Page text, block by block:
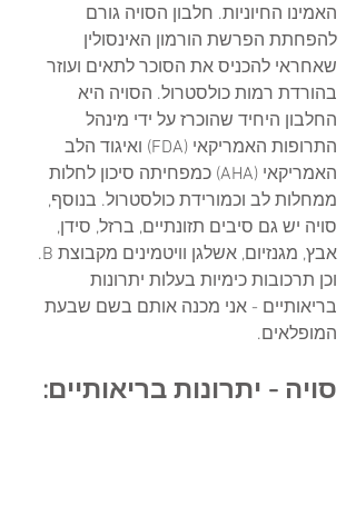
האמינו החיוניות. חלבון הסויה גורם
להפחתת הפרשת הורמון האינסולין
שאחראי להכניס את הסוכר לתאים ועוזר
בהורדת רמות כולסטרול. הסויה היא
החלבון היחיד שהוכרז על ידי מינהל
התרופות האמריקאי (FDA) ואיגוד הלב
האמריקאי (AHA) כמפחיתה סיכון לחלות
ממחלות לב וכמורידת כולסטרול. בנוסף,
סויה יש גם סיבים תזונתיים, ברזל, סידן,
אבץ, מגנזיום, אשלגן וויטמינים מקבוצת B.
וכן תרכובות כימיות בעלות יתרונות
בריאותיים - אני מכנה אותם בשם שבעת
המופלאים.
סויה - יתרונות בריאותיים: